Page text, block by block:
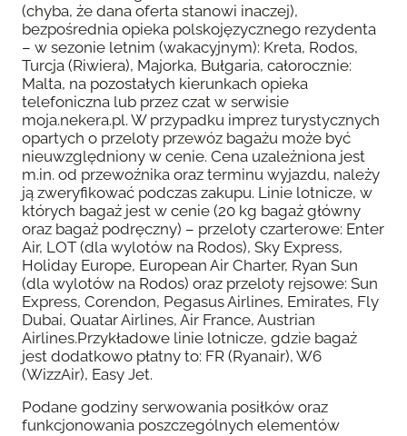
(chyba, że dana oferta stanowi inaczej),
bezpośrednia opieka polskojęzycznego rezydenta
– w sezonie letnim (wakacyjnym): Kreta, Rodos,
Turcja (Riwiera), Majorka, Bułgaria, całorocznie:
Malta, na pozostałych kierunkach opieka
telefoniczna lub przez czat w serwisie
moja.nekera.pl. W przypadku imprez turystycznych
opartych o przeloty przewóz bagażu może być
nieuwzględniony w cenie. Cena uzależniona jest
m.in. od przewoźnika oraz terminu wyjazdu, należy
ją zweryfikować podczas zakupu. Linie lotnicze, w
których bagaż jest w cenie (20 kg bagaż główny
oraz bagaż podręczny) – przeloty czarterowe: Enter
Air, LOT (dla wylotów na Rodos), Sky Express,
Holiday Europe, European Air Charter, Ryan Sun
(dla wylotów na Rodos) oraz przeloty rejsowe: Sun
Express, Corendon, Pegasus Airlines, Emirates, Fly
Dubai, Quatar Airlines, Air France, Austrian
Airlines.Przykładowe linie lotnicze, gdzie bagaż
jest dodatkowo płatny to: FR (Ryanair), W6
(WizzAir), Easy Jet.
Podane godziny serwowania posiłków oraz
funkcjonowania poszczególnych elementów